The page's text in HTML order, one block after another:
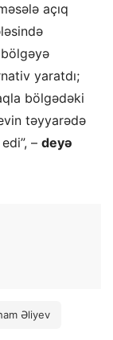
açıq
bölgəyə
yaratdı;
bölgədəki
təyyarədə
– deyə
Əliyev